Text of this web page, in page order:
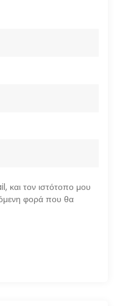
και τον ιστότοπο μου
φορά που θα